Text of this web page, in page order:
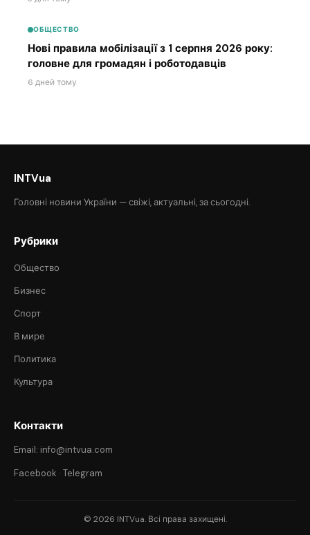
ОБЩЕСТВО
Нові правила мобілізації з 1 серпня 2026 року:
головне для громадян і роботодавців
6 дней тому
INTVua
Головні новини України — свіжі, актуальні, за сьогодні.
Рубрики
Общество
Бизнес
Спорт
В мире
Политика
Культура
Контакти
Email: info@intvua.com
Facebook · Telegram
© 2026 INTVua. Всі права захищені.